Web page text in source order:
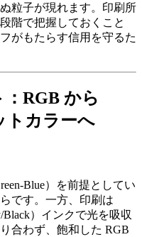
粒子が現れます。印刷所
階で把握しておくこと
がもたらす信用を守るた
RGB から
トカラーへ
）を前提としてい
です。一方、印刷は
Black）インクで光を吸収
合わず、飽和した RGB